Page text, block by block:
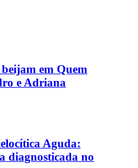
em Quem
e Adriana
Aguda:
diagnosticada no